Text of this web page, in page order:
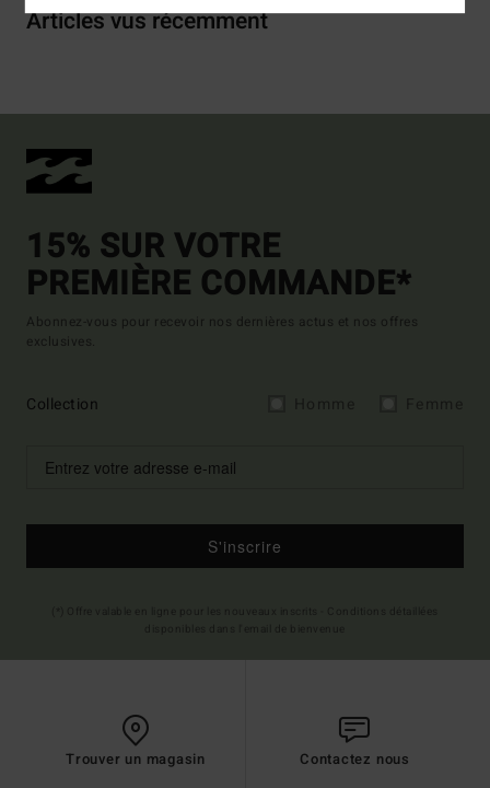
Articles vus récemment
15% SUR VOTRE
PREMIÈRE COMMANDE*
Abonnez-vous pour recevoir nos dernières actus et nos offres
exclusives.
Collection
S'inscrire
Trouver un magasin Contactez nous